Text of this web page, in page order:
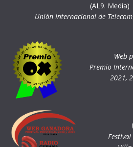
(AL9. Media)
Unión Internacional de
Web
Premio
2021,